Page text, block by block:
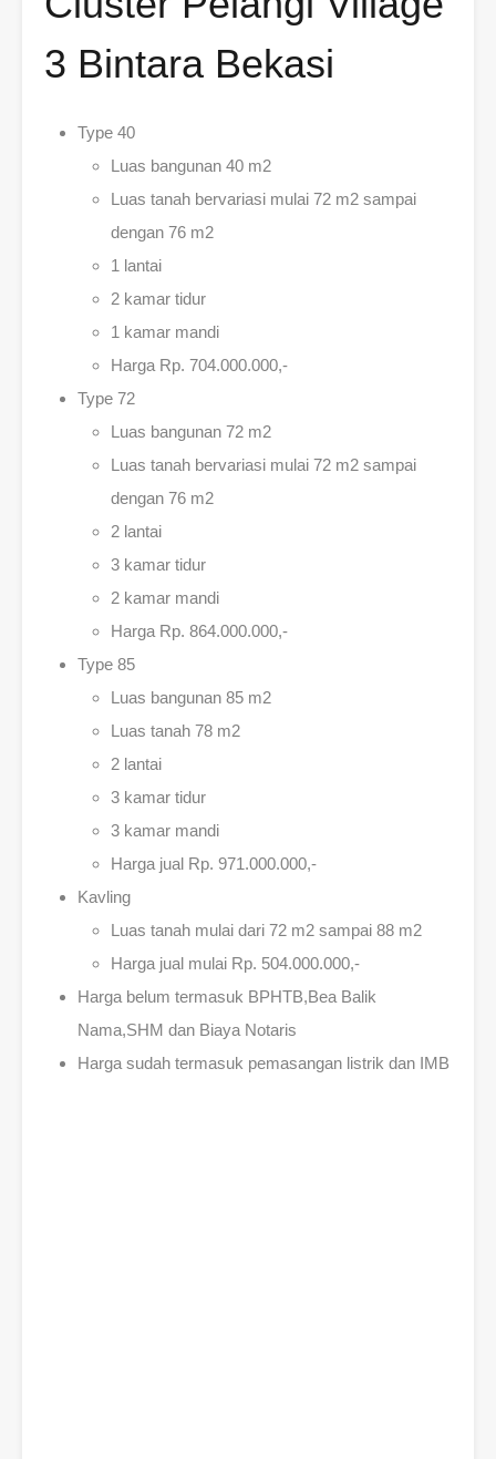
3 Bintara Bekasi
Type 40
Luas bangunan 40 m2
Luas tanah bervariasi mulai 72 m2 sampai
dengan 76 m2
1 lantai
2 kamar tidur
1 kamar mandi
Harga Rp. 704.000.000,-
Type 72
Luas bangunan 72 m2
Luas tanah bervariasi mulai 72 m2 sampai
dengan 76 m2
2 lantai
3 kamar tidur
2 kamar mandi
Harga Rp. 864.000.000,-
Type 85
Luas bangunan 85 m2
Luas tanah 78 m2
2 lantai
3 kamar tidur
3 kamar mandi
Harga jual Rp. 971.000.000,-
Kavling
Luas tanah mulai dari 72 m2 sampai 88 m2
Harga jual mulai Rp. 504.000.000,-
Harga belum termasuk BPHTB,Bea Balik
Nama,SHM dan Biaya Notaris
Harga sudah termasuk pemasangan listrik dan IMB